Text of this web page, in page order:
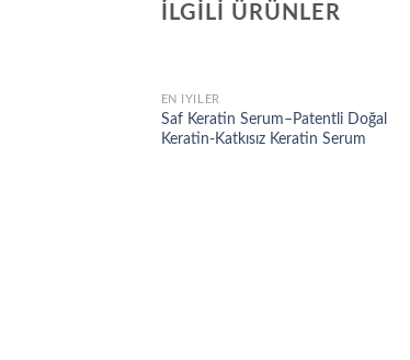
İLGILI ÜRÜNLER
Add to
wishlist
EN İYILER
Saf Keratin Serum–Patentli Doğal
Keratin-Katkısız Keratin Serum